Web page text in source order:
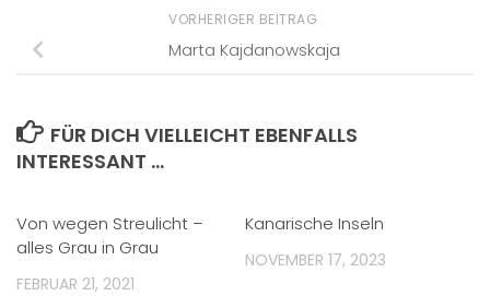
VORHERIGER BEITRAG
Marta Kajdanowskaja
FÜR DICH VIELLEICHT EBENFALLS
INTERESSANT …
Von wegen Streulicht –
alles Grau in Grau
FEBRUAR 21, 2021
Kanarische Inseln
NOVEMBER 17, 2023